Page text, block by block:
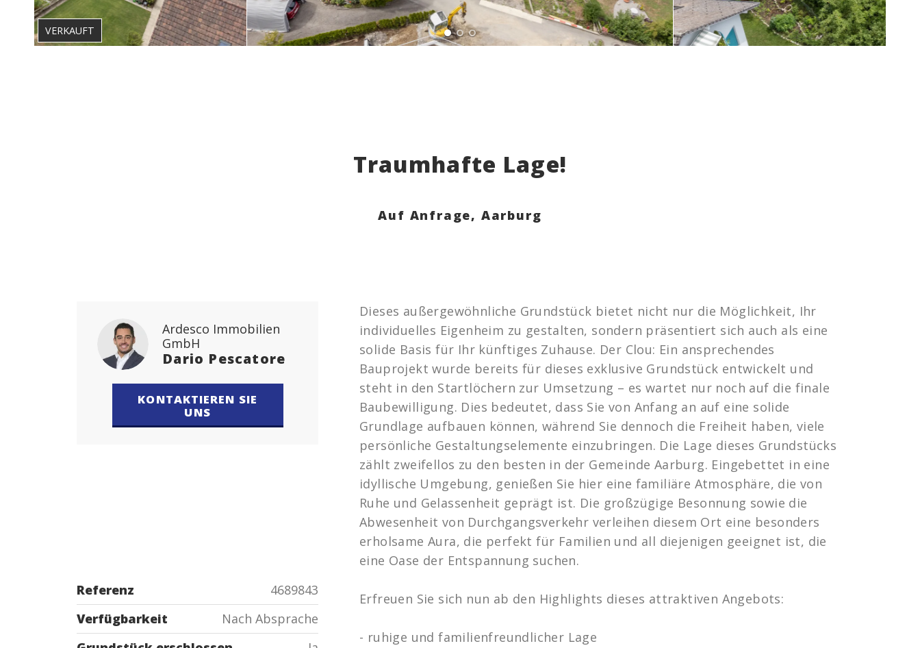
VERKAUFT
Traumhafte Lage!
Auf Anfrage, Aarburg
Ardesco Immobilien
GmbH
Dario Pescatore
KONTAKTIEREN SIE
UNS
Referenz
4689843
Verfügbarkeit
Nach Absprache
Dieses außergewöhnliche Grundstück bietet nicht nur die Möglichkeit, Ihr
individuelles Eigenheim zu gestalten, sondern präsentiert sich auch als eine
solide Basis für Ihr künftiges Zuhause. Der Clou: Ein ansprechendes
Bauprojekt wurde bereits für dieses exklusive Grundstück entwickelt und
steht in den Startlöchern zur Umsetzung – es wartet nur noch auf die finale
Baubewilligung. Dies bedeutet, dass Sie von Anfang an auf eine solide
Grundlage aufbauen können, während Sie dennoch die Freiheit haben, viele
persönliche Gestaltungselemente einzubringen. Die Lage dieses Grundstücks
zählt zweifellos zu den besten in der Gemeinde Aarburg. Eingebettet in eine
idyllische Umgebung, genießen Sie hier eine familiäre Atmosphäre, die von
Ruhe und Gelassenheit geprägt ist. Die großzügige Besonnung sowie die
Abwesenheit von Durchgangsverkehr verleihen diesem Ort eine besonders
erholsame Aura, die perfekt für Familien und all diejenigen geeignet ist, die
eine Oase der Entspannung suchen.
Erfreuen Sie sich nun ab den Highlights dieses attraktiven Angebots:
- ruhige und familienfreundlicher Lage